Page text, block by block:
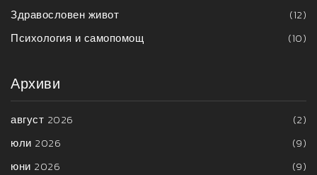
Здравословен живот
(12)
Психология и самопомощ
(10)
Архиви
август 2026
(2)
юли 2026
(9)
юни 2026
(9)